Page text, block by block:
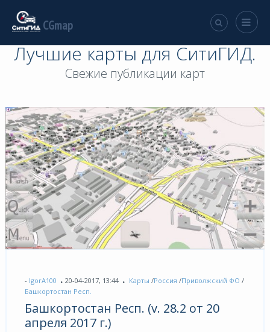
CGmap
Лучшие карты для СитиГИД.
Свежие публикации карт
- IgorA100 20-04-2017, 13:44 Карты /Россия /Приволжский ФО /
Башкортостан Респ.
Башкортостан Респ. (v. 28.2 от 20
апреля 2017 г.)